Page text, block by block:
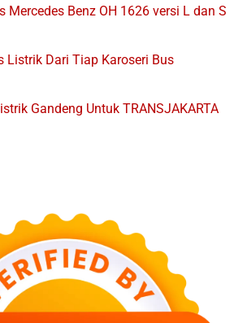
Mercedes Benz OH 1626 versi L dan S
Listrik Dari Tiap Karoseri Bus
Gandeng Untuk TRANSJAKARTA